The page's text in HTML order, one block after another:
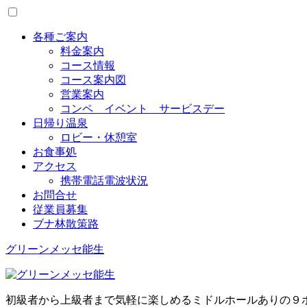
各種ご案内
料金案内
コース情報
コース案内図
営業案内
コンペ イベント サービスデー
日帰り温泉
ロビー・休憩室
お食事処
アクセス
携帯電話電波状況
お問合せ
従業員募集
ブナ林散策路
グリーンメッセ能生
初級者から上級者まで気軽に楽しめるミドルホールありの９